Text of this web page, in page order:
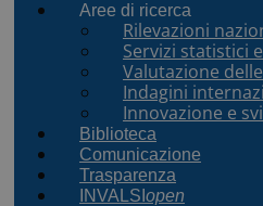
Aree di ricerca
Rilevazioni
Servizi statistici
Valutazione
Indagini
Innovazione e
Biblioteca
Comunicazione
Trasparenza
INVALSI open